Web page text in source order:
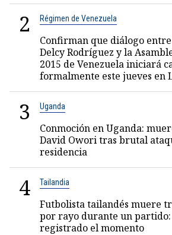
2 Régimen de Venezuela
Confirman que diálogo
Delcy Rodríguez y la
2015 de Venezuela iniciará
formalmente este jueves en
3 Uganda
Conmoción en Uganda:
David Owori tras brutal
residencia
4 Tailandia
Futbolista tailandés muere
por rayo durante un partido:
registrado el momento